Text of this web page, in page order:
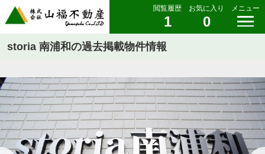
閲覧履歴
1
お気に入り
0
メニュー
storia 南浦和の過去掲載物件情報